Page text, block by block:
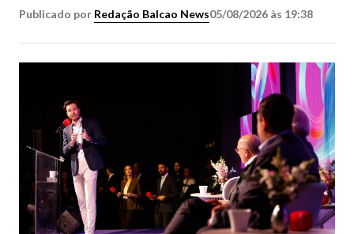
Publicado por Redação Balcao News05/08/2026 às 19:38